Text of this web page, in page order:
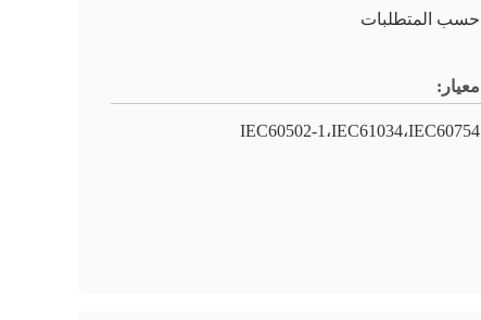
حسب المتطلبات
معيار:
IEC60502-1،IEC61034،IEC60754